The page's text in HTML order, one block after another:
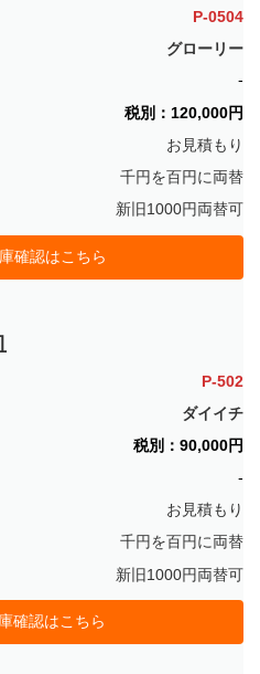
P-0504
グローリー
-
税別：120,000円
お見積もり
千円を百円に両替
新旧1000円両替可
確認はこちら
P-502
ダイイチ
税別：90,000円
-
お見積もり
千円を百円に両替
新旧1000円両替可
確認はこちら